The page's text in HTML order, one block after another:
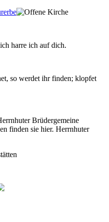
harre ich auf dich.
so werdet ihr finden; klopfet
Brüdergemeine
finden sie hier. Herrnhuter